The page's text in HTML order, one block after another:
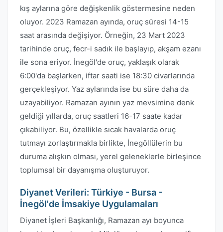
kış aylarına göre değişkenlik göstermesine neden
oluyor. 2023 Ramazan ayında, oruç süresi 14-15
saat arasında değişiyor. Örneğin, 23 Mart 2023
tarihinde oruç, fecr-i sadık ile başlayıp, akşam ezanı
ile sona eriyor. İnegöl'de oruç, yaklaşık olarak
6:00'da başlarken, iftar saati ise 18:30 civarlarında
gerçekleşiyor. Yaz aylarında ise bu süre daha da
uzayabiliyor. Ramazan ayının yaz mevsimine denk
geldiği yıllarda, oruç saatleri 16-17 saate kadar
çıkabiliyor. Bu, özellikle sıcak havalarda oruç
tutmayı zorlaştırmakla birlikte, İnegöllülerin bu
duruma alışkın olması, yerel geleneklerle birleşince
toplumsal bir dayanışma oluşturuyor.
Diyanet Verileri: Türkiye - Bursa -
İnegöl'de İmsakiye Uygulamaları
Diyanet İşleri Başkanlığı, Ramazan ayı boyunca